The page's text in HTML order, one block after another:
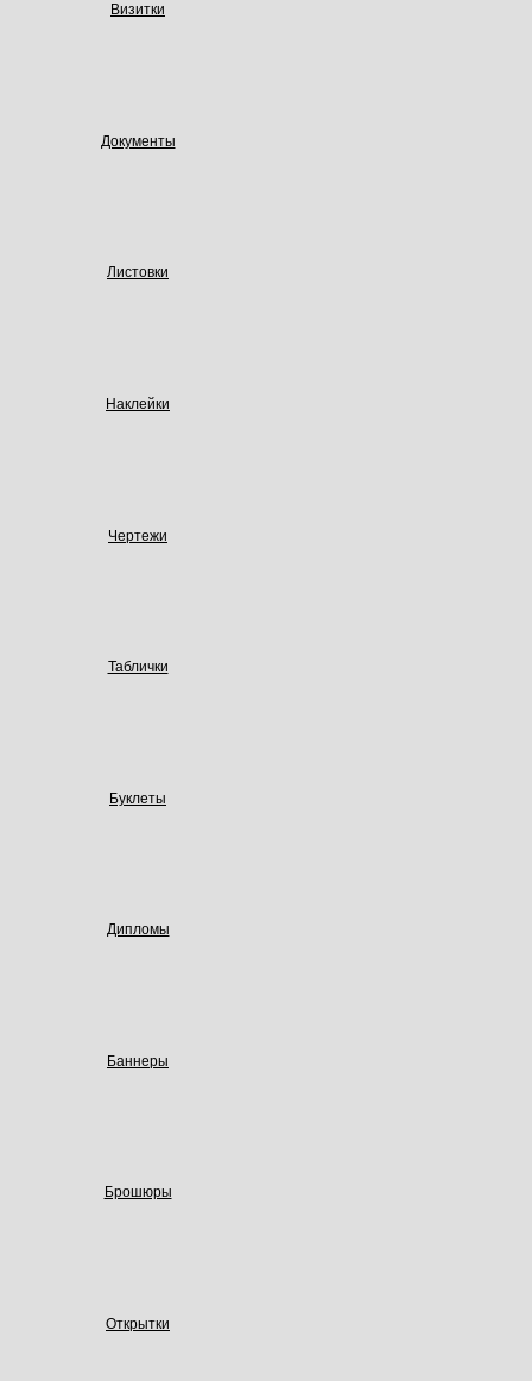
Визитки
Документы
Листовки
Наклейки
Чертежи
Таблички
Буклеты
Дипломы
Баннеры
Брошюры
Открытки